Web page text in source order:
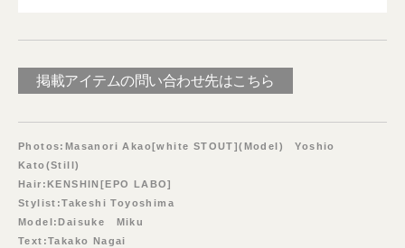
掲載アイテムの問い合わせ先はこちら
Photos:Masanori Akao[white STOUT](Model) Yoshio
Kato(Still)
Hair:KENSHIN[EPO LABO]
Stylist:Takeshi Toyoshima
Model:Daisuke Miku
Text:Takako Nagai